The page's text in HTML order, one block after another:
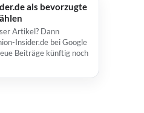
als bevorzugte
Artikel? Dann
Insider.de bei Google
Beiträge künftig noch